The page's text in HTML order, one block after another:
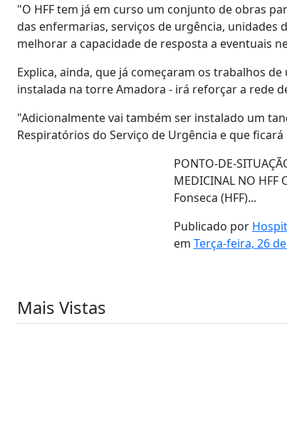
"O HFF tem já em curso um conjunto de obras
das enfermarias, serviços de urgência,
melhorar a capacidade de resposta a eventuais
Explica, ainda, que já começaram os trabalhos
instalada na torre Amadora - irá reforçar a rede
"Adicionalmente vai também ser instalado um
Respiratórios do Serviço de Urgência e que
PONTO-DE-
MEDICINAL NO
Fonseca (HFF)...
Publicado por
em Terça-feira, 26
Mais Vistas